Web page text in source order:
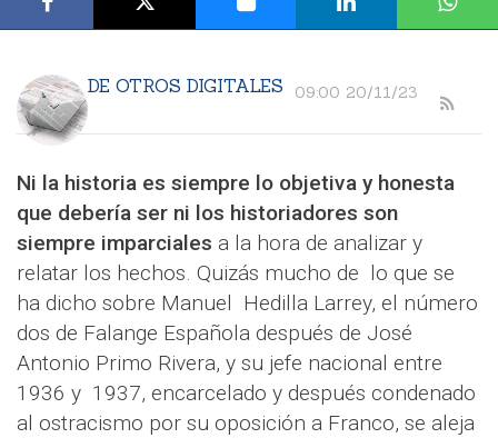
DE OTROS DIGITALES 09:00 20/11/23
Ni la historia es siempre lo objetiva y honesta
que debería ser ni los historiadores son
siempre imparciales a la hora de analizar y
relatar los hechos. Quizás mucho de lo que se
ha dicho sobre Manuel Hedilla Larrey, el número
dos de Falange Española después de José
Antonio Primo Rivera, y su jefe nacional entre
1936 y 1937, encarcelado y después condenado
al ostracismo por su oposición a Franco, se aleja